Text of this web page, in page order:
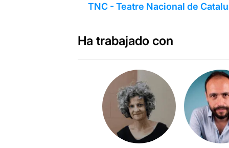
TNC - Teatre Nacional de
Ha trabajado con